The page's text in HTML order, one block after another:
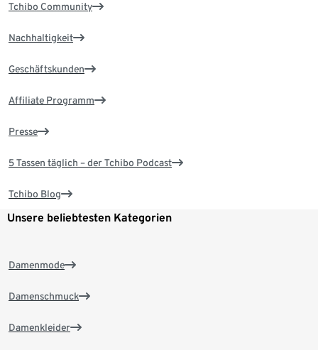
Tchibo Community
Nachhaltigkeit
Geschäftskunden
Affiliate Programm
Presse
5 Tassen täglich – der Tchibo Podcast
Tchibo Blog
Unsere beliebtesten Kategorien
Damenmode
Damenschmuck
Damenkleider